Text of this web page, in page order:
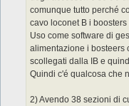
comunque tutto perché
cavo loconet B i
Uso come software di
alimentazione i bosteers
scollegati dalla IB e
Quindi c'é qualcosa che
2) Avendo 38 sezioni di